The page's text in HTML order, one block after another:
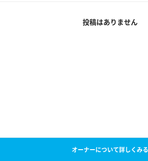
投稿はありません
オーナーについて詳しくみる